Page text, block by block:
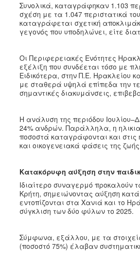
Συνολικά, καταγράφηκαν 1.103
σχέση με τα 1.047 περιστατικά
καταγράφεται σχετική
γεγονός που υποδηλώνει, είτε
Οι Περιφερειακές Ενότητες
εξέλιξη που συνδέεται τόσο με
Ειδικότερα, στην Π.Ε. Ηρακλείου
με σταθερά υψηλά επίπεδα την
σημαντικές διακυμάνσεις,
Η ανάλυση της περιόδου
24% ανδρών. Παράλληλα, η
ποσοστά καταγράφονται και στις
και οικογενειακά φάσεις της
Κατακόρυφη αύξηση στην
Ιδιαίτερο συναγερμό προκαλούν
Κρήτη, σημειώνοντας αύξηση
εντοπίζονται στα Χανιά και το
σύγκλιση των δύο φύλων το 2025.
Σύμφωνα, εξάλλου, με τα
(ποσοστό 75%) έλαβαν